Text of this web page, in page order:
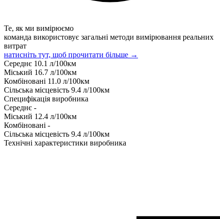
Те, як ми вимірюємо
команда використовує загальні методи вимірювання реальних
витрат
натисніть тут, щоб прочитати більше →
Середнє 10.1 л/100км
Міський 16.7 л/100км
Комбіновані 11.0 л/100км
Сільська місцевість 9.4 л/100км
Специфікація виробника
Середнє -
Міський 12.4 л/100км
Комбіновані -
Сільська місцевість 9.4 л/100км
Технічні характеристики виробника